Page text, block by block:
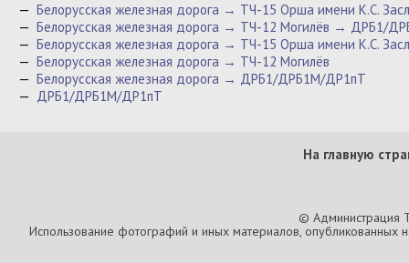
— Белорусская железная дорога → ТЧ-15 Орша имени К.С.
— Белорусская железная дорога → ТЧ-12 Могилёв → ДРБ1/
— Белорусская железная дорога → ТЧ-15 Орша имени К.С.
— Белорусская железная дорога → ТЧ-12 Могилёв
— Белорусская железная дорога → ДРБ1/ДРБ1М/ДР1пТ
— ДРБ1/ДРБ1М/ДР1пТ
На главную
© Администрация
Использование фотографий и иных материалов, опубликованных